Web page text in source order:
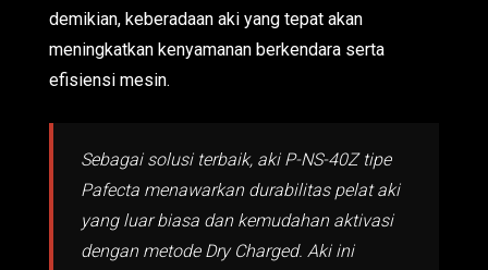
demikian, keberadaan aki yang tepat akan
meningkatkan kenyamanan berkendara serta
efisiensi mesin.
Sebagai solusi terbaik, aki P-NS-40Z tipe
Pafecta menawarkan durabilitas pelat aki
yang luar biasa dan kemudahan aktivasi
dengan metode Dry Charged. Aki ini